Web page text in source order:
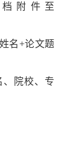
附件至
名+论文题
院校、专